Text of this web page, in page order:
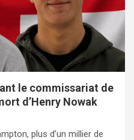
le commissariat de
d’Henry Nowak
plus d’un millier de